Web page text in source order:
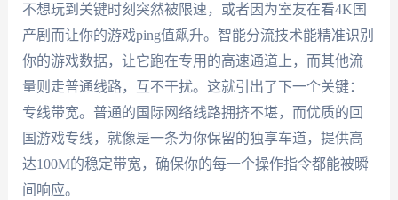
不想玩到关键时刻突然被限速，或者因为室友在看4K国
产剧而让你的游戏ping值飙升。智能分流技术能精准识别
你的游戏数据，让它跑在专用的高速通道上，而其他流
量则走普通线路，互不干扰。这就引出了下一个关键：
专线带宽。普通的国际网络线路拥挤不堪，而优质的回
国游戏专线，就像是一条为你保留的独享车道，提供高
达100M的稳定带宽，确保你的每一个操作指令都能被瞬
间响应。